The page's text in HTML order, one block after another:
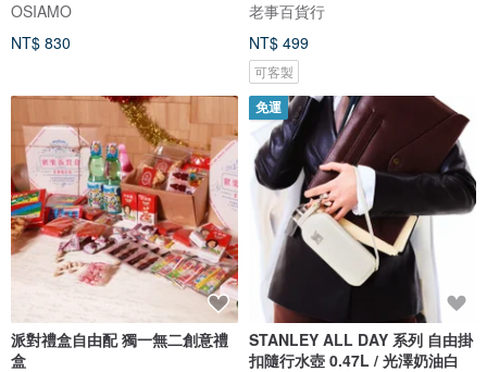
OSIAMO
NT$ 830
老事百貨行
NT$ 499
可客製
派對禮盒自由配 獨一無二創意禮
盒
免運
STANLEY ALL DAY 系列 自由掛
扣隨行水壺 0.47L / 光澤奶油白